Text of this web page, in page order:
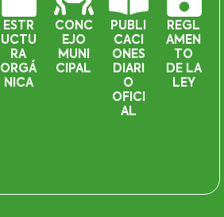
ESTR
UCTU
RA
ORGÁ
NICA
CONC
EJO
MUNI
CIPAL
PUBLI
CACI
ONES
DIARI
O
OFICI
AL
REGL
AMEN
TO
DE LA
LEY